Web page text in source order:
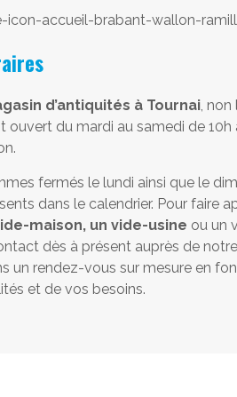
d’antiquités à Tournai, non
ouvert du mardi au samedi de 10h
fermés le lundi ainsi que le
dans le calendrier. Pour faire
maison, un vide-usine ou un
dès à présent auprès de
un rendez-vous sur mesure en
et de vos besoins.